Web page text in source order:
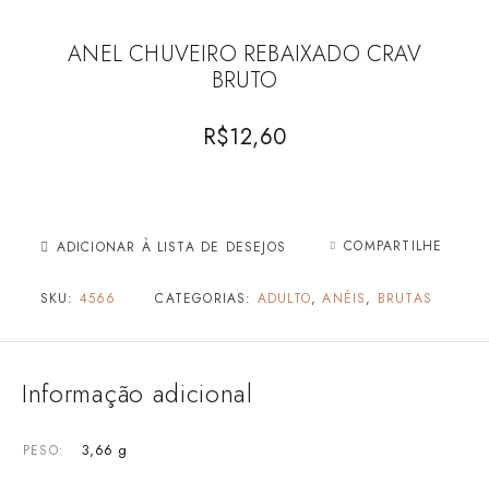
ANEL CHUVEIRO REBAIXADO CRAV
BRUTO
R$12,60
ADICIONAR À LISTA DE DESEJOS COMPARTILHE
SKU: 4566 CATEGORIAS: ADULTO,ANÉIS, BRUTAS
Informação adicional
PESO 3,66 g